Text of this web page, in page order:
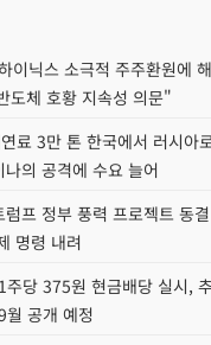
이닉스 소극적 주주환원에
도체 호황 지속성 의문"
료 3만 톤 한국에서 러시아
의 공격에 수요 늘어
프 정부 풍력 프로젝트 동
명령 내려
주당 375원 현금배당 실시,
공개 예정